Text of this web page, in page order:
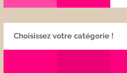
Choisissez votre catégorie !